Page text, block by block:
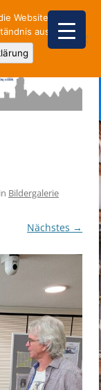
Bildergalerie
Nächstes →
Website weiter
aus.